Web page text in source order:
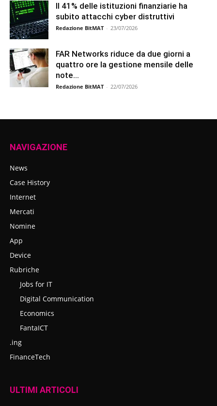
Il 41% delle istituzioni finanziarie ha
subito attacchi cyber distruttivi
Redazione BitMAT - 23/07/2026
FAR Networks riduce da due giorni a
quattro ore la gestione mensile delle
note...
Redazione BitMAT - 22/07/2026
NAVIGAZIONE
News
Case History
Internet
Mercati
Nomine
App
Device
Rubriche
Jobs for IT
Digital Communication
Economics
FantaICT
.ing
FinanceTech
ULTIMI ARTICOLI